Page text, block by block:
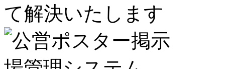
て解決いたします